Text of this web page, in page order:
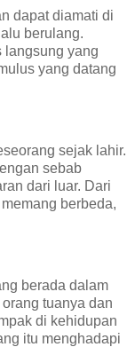
dapat diamati di
berulang.
langsung yang
yang datang
sejak lahir.
sebab
dari luar. Dari
berbeda,
berada dalam
tuanya dan
di kehidupan
itu menghadapi